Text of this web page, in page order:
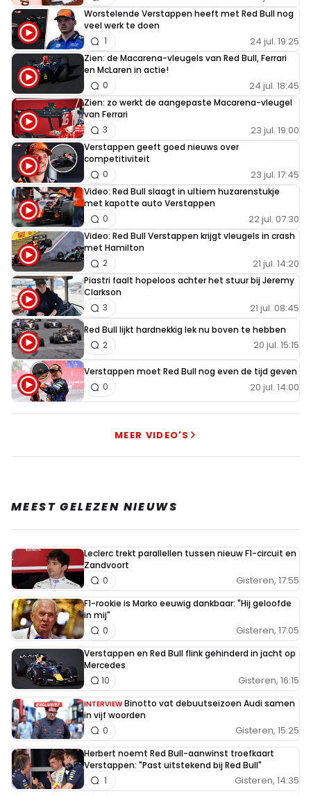
Worstelende Verstappen heeft met Red Bull nog
veel werk te doen
24 jul. 19:25
1
Zien: de Macarena-vleugels van Red Bull, Ferrari
en McLaren in actie!
24 jul. 18:45
0
Zien: zo werkt de aangepaste Macarena-vleugel
van Ferrari
23 jul. 19:00
3
Verstappen geeft goed nieuws over
competitiviteit
23 jul. 17:45
0
Video: Red Bull slaagt in ultiem huzarenstukje
met kapotte auto Verstappen
22 jul. 07:30
0
Video: Red Bull Verstappen krijgt vleugels in crash
met Hamilton
21 jul. 14:20
2
Piastri faalt hopeloos achter het stuur bij Jeremy
Clarkson
21 jul. 08:45
3
Red Bull lijkt hardnekkig lek nu boven te hebben
20 jul. 15:15
2
Verstappen moet Red Bull nog even de tijd geven
20 jul. 14:00
0
MEER VIDEO'S
MEEST GELEZEN NIEUWS
Leclerc trekt parallellen tussen nieuw F1-circuit en
Zandvoort
Gisteren, 17:55
0
F1-rookie is Marko eeuwig dankbaar: "Hij geloofde
in mij"
Gisteren, 17:05
0
Verstappen en Red Bull flink gehinderd in jacht op
Mercedes
Gisteren, 16:15
10
INTERVIEW Binotto vat debuutseizoen Audi samen
in vijf woorden
Gisteren, 15:25
0
Herbert noemt Red Bull-aanwinst troefkaart
Verstappen: "Past uitstekend bij Red Bull"
Gisteren, 14:35
1